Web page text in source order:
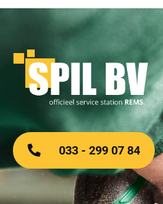
033 - 299 07 84